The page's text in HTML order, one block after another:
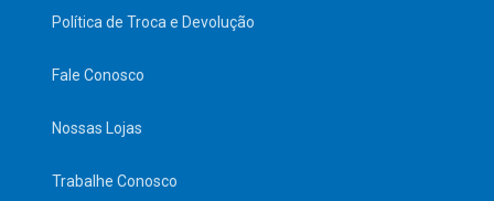
Política de Troca e Devolução
Fale Conosco
Nossas Lojas
Trabalhe Conosco